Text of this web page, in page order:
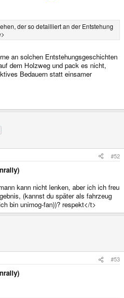
der so detailliert an der Entstehung
an solchen Entstehungsgeschichten
dem Holzweg und pack es nicht,
Bedauern statt einsamer
#52
kann nicht lenken, aber ich ich freu
(kannst du später als fahrzeug
bin unimog-fan))? respekt</t>
#53